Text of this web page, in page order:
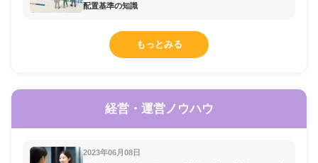
配置基準の知識
もっとみる
経営・運営ノウハウ
2023年06月08日